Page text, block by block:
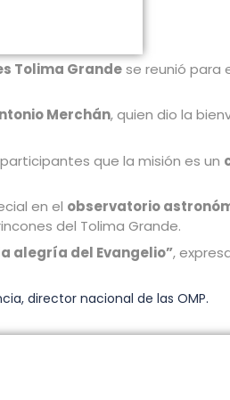
Tolima Grandese reunió para
Merchán, quien dio la
que la misión es un
en el observatorio
del Tolima Grande.
alegría del Evangelio”,
director nacional de las OMP.